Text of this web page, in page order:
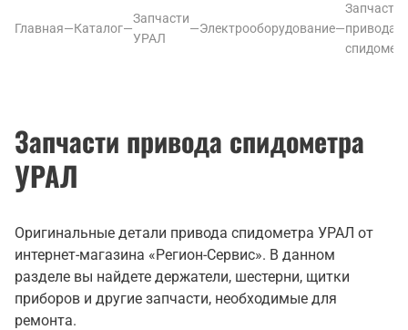
Главная—Каталог—
Запчасти
УРАЛ
—Электрооборудование—
Запчасти
привода
Запчасти привода спидометра
УРАЛ
Оригинальные детали привода спидометра УРАЛ от
интернет-магазина «Регион-Сервис». В данном
разделе вы найдете держатели, шестерни, щитки
приборов и другие запчасти, необходимые для
ремонта.